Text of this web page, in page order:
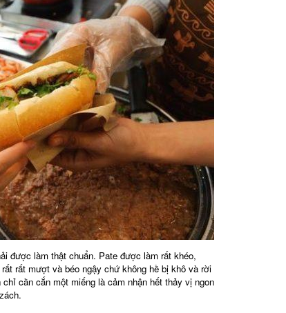
được làm thật chuẩn. Pate được làm rất khéo,
rất mượt và béo ngậy chứ không hề bị khô và rời
cần cắn một miếng là cảm nhận hết thảy vị ngon